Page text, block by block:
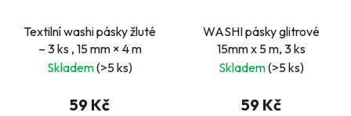
Textilní washi pásky žluté
– 3 ks , 15 mm × 4 m
Skladem(>5 ks)
59 Kč
WASHI pásky glitrové
15mm x 5 m, 3 ks
Skladem(>5 ks)
59 Kč